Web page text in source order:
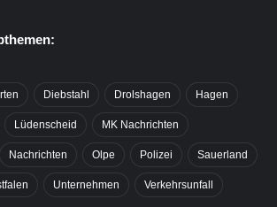
Diebstahl Drolshagen Hagen
Lüdenscheid MK Nachrichten
Nachrichten Olpe Polizei Sauerland
Unternehmen Verkehrsunfall